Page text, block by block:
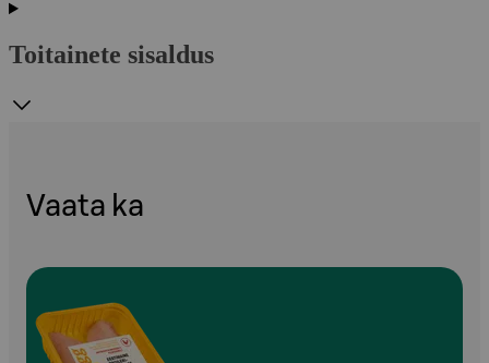
Toitainete sisaldus
Vaata ka